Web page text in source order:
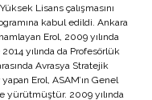
Lisans çalışmasını
kabul edildi. Ankara
Erol, 2009 yılında
yılında da Profesörlük
Avrasya Stratejik
Erol, ASAM’ın Genel
yürütmüştür. 2009 yılında